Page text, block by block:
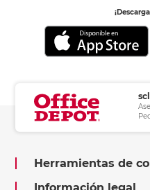
Herramientas de